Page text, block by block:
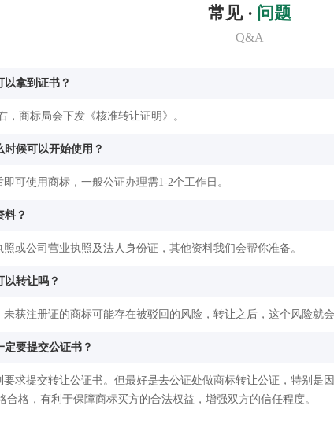
常见 · 问题
Q&A
以拿到证书？
，商标局会下发《核准转让证明》。
候可以开始使用？
可使用商标，一般公证办理需1-2个工作日。
料？
或公司营业执照及法人身份证，其他资料我们会帮你准备。
以转让吗？
获注册证的商标可能存在被驳回的风险，转让之后，这个风险就
要提交公证书？
求提交转让公证书。但最好是去公证处做商标转让公证，特别是
合格，有利于保障商标买方的合法权益，增强双方的信任程度。